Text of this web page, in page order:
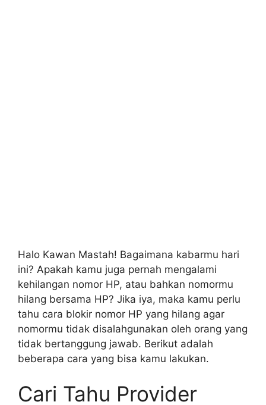
Halo Kawan Mastah! Bagaimana kabarmu hari
ini? Apakah kamu juga pernah mengalami
kehilangan nomor HP, atau bahkan nomormu
hilang bersama HP? Jika iya, maka kamu perlu
tahu cara blokir nomor HP yang hilang agar
nomormu tidak disalahgunakan oleh orang yang
tidak bertanggung jawab. Berikut adalah
beberapa cara yang bisa kamu lakukan.
Cari Tahu Provider